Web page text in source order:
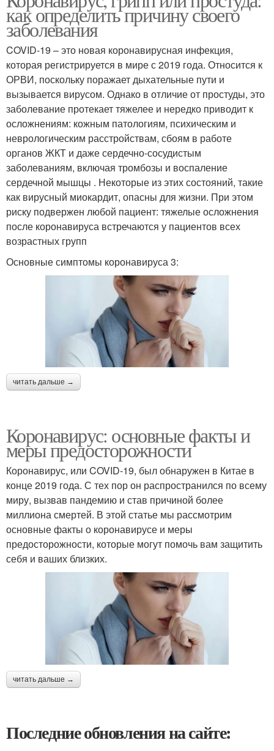
как определить причину своего
заболевания
COVID-19 – это новая коронавирусная инфекция,
которая регистрируется в мире с 2019 года. Относится к
ОРВИ, поскольку поражает дыхательные пути и
вызывается вирусом. Однако в отличие от простуды, это
заболевание протекает тяжелее и нередко приводит к
осложнениям: кожным патологиям, психическим и
неврологическим расстройствам, сбоям в работе
органов ЖКТ и даже сердечно-сосудистым
заболеваниям, включая тромбозы и воспаление
сердечной мышцы . Некоторые из этих состояний, такие
как вирусный миокардит, опасны для жизни. При этом
риску подвержен любой пациент: тяжелые осложнения
после коронавируса встречаются у пациентов всех
возрастных групп
Основные симптомы коронавируса 3:
читать дальше →
Коронавирус: основные факты и
меры предосторожности
Коронавирус, или COVID-19, был обнаружен в Китае в
конце 2019 года. С тех пор он распространился по всему
миру, вызвав пандемию и став причиной более
миллиона смертей. В этой статье мы рассмотрим
основные факты о коронавирусе и меры
предосторожности, которые могут помочь вам защитить
себя и ваших близких.
читать дальше →
Последние обновления на сайте: